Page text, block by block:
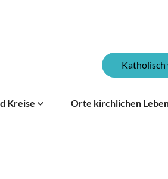
Katholisch
Kreise Orte kirchlichen